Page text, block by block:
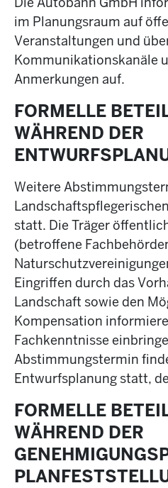
im Planungsraum auf
Veranstaltungen und
Kommunikationskanäle
Anmerkungen auf.
FORMELLE
WÄHREND DER
Weitere
statt. Die Träger
(betroffene
Eingriffen durch das
Landschaft sowie den
Kompensation
Fachkenntnisse
Abstimmungstermin
Entwurfsplanung statt,
FORMELLE
WÄHREND DER